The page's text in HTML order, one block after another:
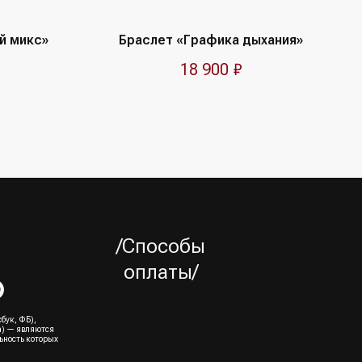
микс» Браслет «Графика дыхания»
18 900 ₽
/Способы
оплаты/
ФБ),
— являются
которых